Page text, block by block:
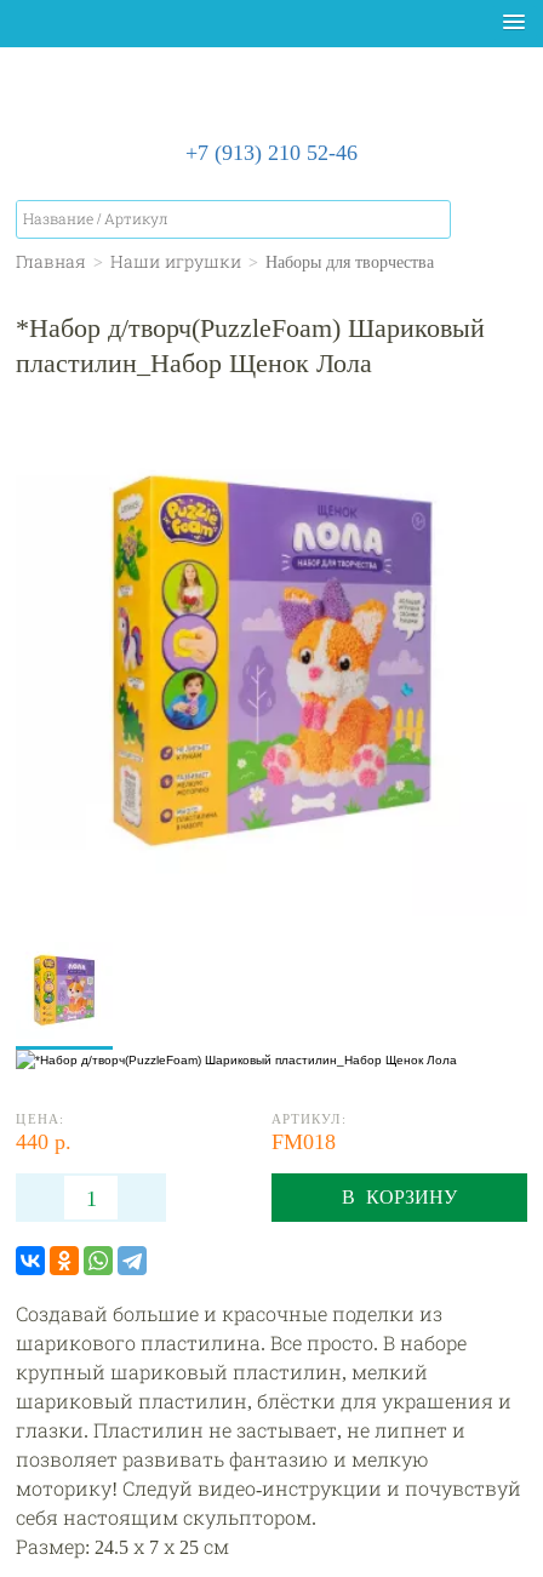
+7 (913) 210 52-46
Главная > Наши игрушки > Наборы для творчества
*Набор д/творч(PuzzleFoam) Шариковый
пластилин_Набор Щенок Лола
ЦЕНА:
440 р.
АРТИКУЛ:
FM018
В КОРЗИНУ
Создавай большие и красочные поделки из
шарикового пластилина. Все просто. В наборе
крупный шариковый пластилин, мелкий
шариковый пластилин, блёстки для украшения и
глазки. Пластилин не застывает, не липнет и
позволяет развивать фантазию и мелкую
моторику! Следуй видео-инструкции и почувствуй
себя настоящим скульптором.
Размер: 24.5 х 7 х 25 см